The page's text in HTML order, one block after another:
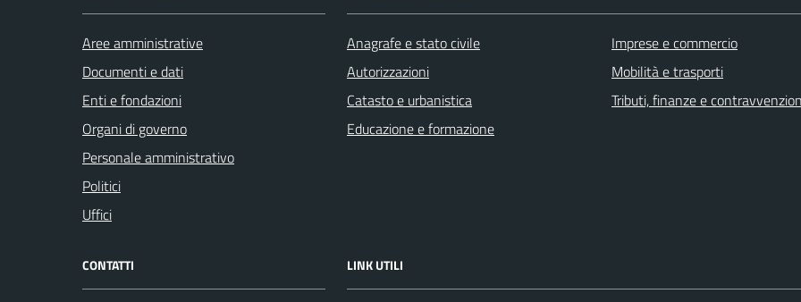
Aree amministrative
Documenti e dati
Enti e fondazioni
Organi di governo
Personale amministrativo
Politici
Uffici
Anagrafe e stato civile
Autorizzazioni
Catasto e urbanistica
Educazione e formazione
Imprese e commercio
Mobilità e trasporti
Tributi, finanze e
CONTATTI LINK UTILI